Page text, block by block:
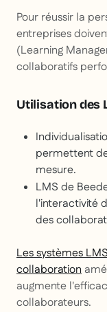
Pour réussir la
entreprises
(Learning
collaboratifs
Utilisation des
permettent
mesure.
LMS de
l'interactivité
des
Les systèmes
collaboration
augmente
collaborateurs.